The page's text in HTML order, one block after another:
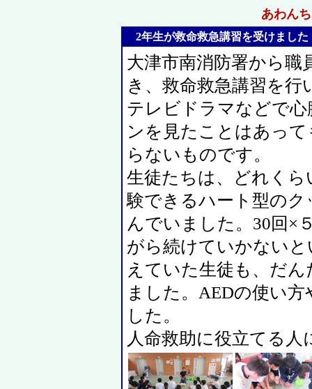
あわん
2年生が救命救急講習を受けまし
大津市南消防署から職
き、救命救急講習を行
テレビドラマなどで
ンを見たことはあっ
らないものです。
生徒たちは、どれく
験できるハート型の
んでいました。30回×
がら続けていかない
えていた生徒も、だ
ました。AEDの使い
した。
人命救助に役立てる